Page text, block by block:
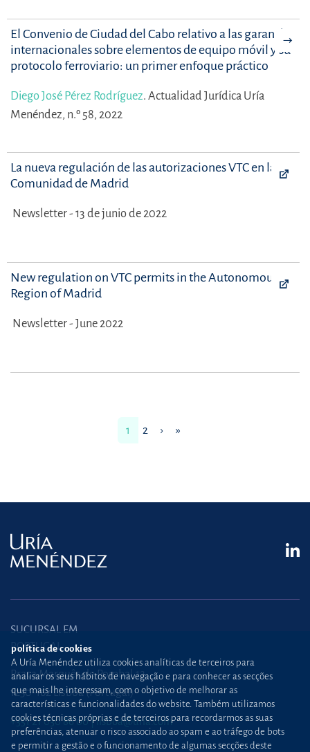
El Convenio de Ciudad del Cabo relativo a las garantías
internacionales sobre elementos de equipo móvil y su
protocolo ferroviario: un primer enfoque práctico
Diego José Pérez Rodríguez. Actualidad Jurídica Uría
Menéndez, n.º 58, 2022
La nueva regulación de las autorizaciones VTC en la
Comunidad de Madrid
Newsletter - 13 de junio de 2022
New regulation on VTC permits in the Autonomous
Region of Madrid
Newsletter - June 2022
1 2 › »
SUCURSAL EM
PORTUGAL
Praça Marquês de Pombal,12
1250-162 Lisboa (Portugal)
+351 21 030 86 00 lisboa@uria.com
política de cookies
A Uría Menéndez utiliza cookies analíticas de terceiros para
analisar os seus hábitos de navegação e para conhecer as secções
que mais lhe interessam, com o objetivo de melhorar as
características e funcionalidades do website. Também utilizamos
cookies técnicas próprias e de terceiros para recordarmos as suas
preferências, atenuar o risco associado ao spam e ao tráfego de bots
e permitir a gestão e o funcionamento de algumas secções deste